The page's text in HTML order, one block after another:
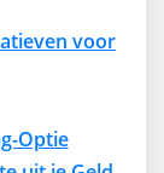
voor
Optie